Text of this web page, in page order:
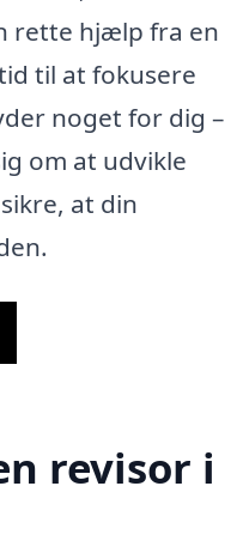
rette hjælp fra en
til at fokusere
noget for dig –
om at udvikle
at din
revisor i